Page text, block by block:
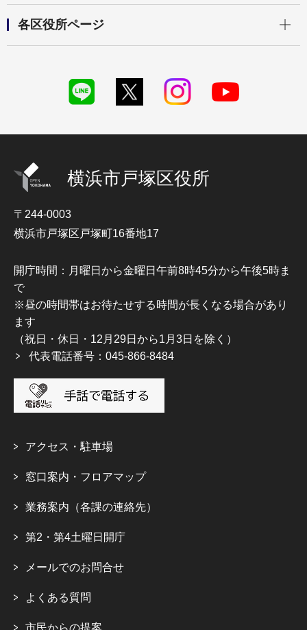
各区役所ページ
横浜市戸塚区役所
〒244-0003
横浜市戸塚区戸塚町16番地17
開庁時間：月曜日から金曜日午前8時45分から午後5時ま
で
※昼の時間帯はお待たせする時間が長くなる場合があり
ます
（祝日・休日・12月29日から1月3日を除く）
代表電話番号：045-866-8484
アクセス・駐車場
窓口案内・フロアマップ
業務案内（各課の連絡先）
第2・第4土曜日開庁
メールでのお問合せ
よくある質問